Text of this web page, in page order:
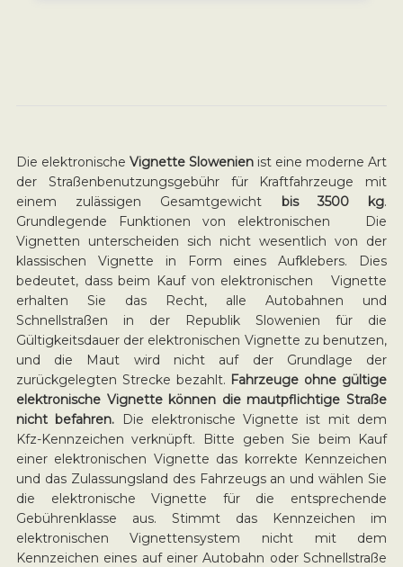
Die elektronische Vignette Slowenien ist eine moderne Art
der Straßenbenutzungsgebühr für Kraftfahrzeuge mit
einem zulässigen Gesamtgewicht bis 3500 kg.
Grundlegende Funktionen von elektronischen Die
Vignetten unterscheiden sich nicht wesentlich von der
klassischen Vignette in Form eines Aufklebers. Dies
bedeutet, dass beim Kauf von elektronischen Vignette
erhalten Sie das Recht, alle Autobahnen und
Schnellstraßen in der Republik Slowenien für die
Gültigkeitsdauer der elektronischen Vignette zu benutzen,
und die Maut wird nicht auf der Grundlage der
zurückgelegten Strecke bezahlt. Fahrzeuge ohne gültige
elektronische Vignette können die mautpflichtige Straße
nicht befahren.
Die elektronische Vignette ist mit dem
Kfz-Kennzeichen verknüpft. Bitte geben Sie beim Kauf
einer elektronischen Vignette das korrekte Kennzeichen
und das Zulassungsland des Fahrzeugs an und wählen Sie
die elektronische Vignette für die entsprechende
Gebührenklasse aus. Stimmt das Kennzeichen im
elektronischen Vignettensystem nicht mit dem
Kennzeichen eines auf einer Autobahn oder Schnellstraße